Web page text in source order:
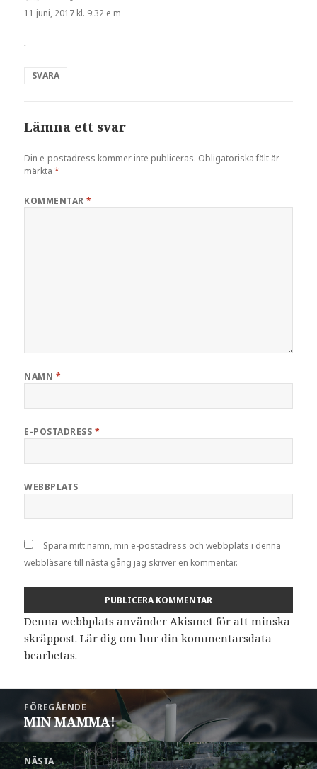
11 juni, 2017 kl. 9:32 e m
.
SVARA
Lämna ett svar
Din e-postadress kommer inte publiceras. Obligatoriska fält är
märkta*
KOMMENTAR*
NAMN *
E-POSTADRESS *
WEBBPLATS
Spara mitt namn, min e-postadress och webbplats i denna
webbläsare till nästa gång jag skriver en kommentar.
Denna webbplats använder Akismet för att minska
skräppost.Lär dig om hur din kommentarsdata
bearbetas.
Inläggsnavigering
FÖREGÅENDE
Föregående
inlägg:
MIN MAMMA!
NÄSTA